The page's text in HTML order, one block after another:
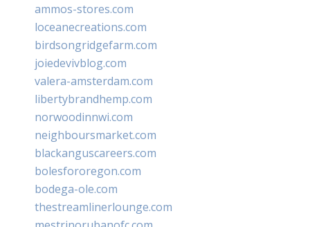
ammos-stores.com
loceanecreations.com
birdsongridgefarm.com
joiedevivblog.com
valera-amsterdam.com
libertybrandhemp.com
norwoodinnwi.com
neighboursmarket.com
blackanguscareers.com
bolesfororegon.com
bodega-ole.com
thestreamlinerlounge.com